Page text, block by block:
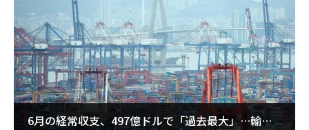
6月の経常収支、497億ドルで「過去最大」…輸出